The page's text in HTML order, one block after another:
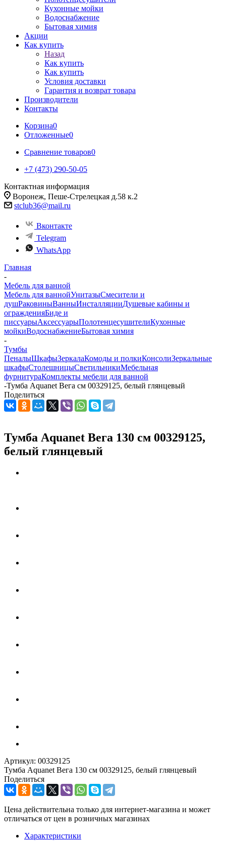
Кухонные мойки
Водоснабжение
Бытовая химия
Акции
Как купить
Назад
Как купить
Как купить
Условия доставки
Гарантия и возврат товара
Производители
Контакты
Корзина0
Отложенные0
Сравнение товаров0
+7 (473) 290-50-05
Контактная информация
Воронеж, Пеше-Стрелецкая д.58 к.2
stclub36@mail.ru
Вконтакте
Telegram
WhatsApp
Главная
-
Мебель для ванной
Мебель для ваннойУнитазыСмесители и
душРаковиныВанныИнсталляцииДушевые кабины и
огражденияБиде и
писсуарыАксессуарыПолотенцесушителиКухонные
мойкиВодоснабжениеБытовая химия
-
Тумбы
ПеналыШкафыЗеркалаКомоды и полкиКонсолиЗеркальные
шкафыСтолешницыСветильникиМебельная
фурнитураКомплекты мебели для ванной
-Тумба Aquanet Вега см 00329125, белый глянцевый
Поделиться
Тумба Aquanet Вега 130 см 00329125,
белый глянцевый
Артикул: 00329125
Тумба Aquanet Вега 130 см 00329125, белый глянцевый
Поделиться
Цена действительна только для интернет-магазина и может
отличаться от цен в розничных магазинах
Характеристики